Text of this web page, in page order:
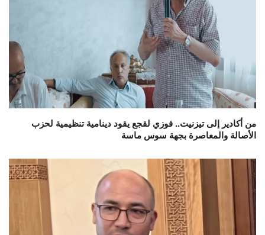
من أكادير إلى تيزنيت.. فوزي لقجع يقود دينامية تنظيمية لحزب
الأصالة والمعاصرة بجهة سوس ماسة